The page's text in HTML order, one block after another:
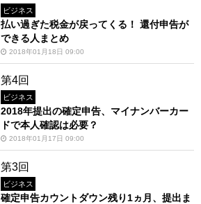
ビジネス
払い過ぎた税金が戻ってくる！ 還付申告が
できる人まとめ
2018年01月18日 09:00
第4回
ビジネス
2018年提出の確定申告、マイナンバーカー
ドで本人確認は必要？
2018年01月17日 09:00
第3回
ビジネス
確定申告カウントダウン残り1ヵ月、提出ま